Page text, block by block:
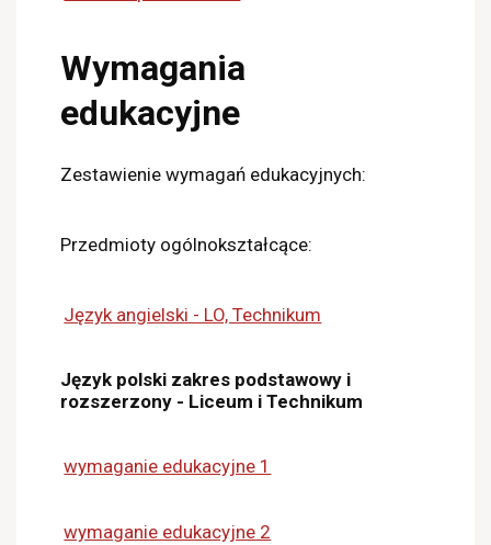
Wymagania
edukacyjne
Zestawienie wymagań edukacyjnych:
Przedmioty ogólnokształcące:
Język angielski - LO, Technikum
Język polski zakres podstawowy i
rozszerzony - Liceum i Technikum
wymaganie edukacyjne 1
wymaganie edukacyjne 2